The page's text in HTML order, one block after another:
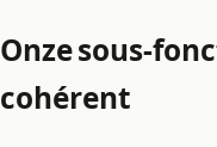
Onze sous-
cohérent